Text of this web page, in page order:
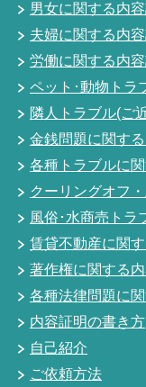
男女に関する内
夫婦に関する内
労働に関する内
ペット･動物トラ
隣人トラブル(ご
金銭問題に関す
各種トラブルに
クーリングオフ
風俗･水商売トラ
賃貸不動産に関
著作権に関する
各種法律問題に
内容証明の書き方
自己紹介
ご依頼方法